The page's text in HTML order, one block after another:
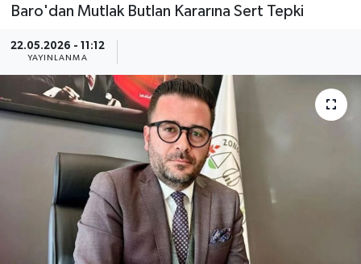
Baro'dan Mutlak Butlan Kararına Sert Tepki
22.05.2026 - 11:12
YAYINLANMA
Çaycuma
Gökçebey
Devrek
Özel
Mesaj
Tüm Manşetler
Son Dakika Haberleri
Haber Arşivi